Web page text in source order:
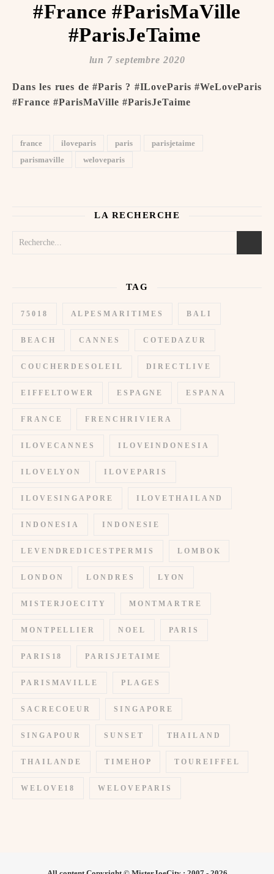
#France #ParisMaVille
#ParisJeTaime ️
lun 7 septembre 2020
Dans les rues de #Paris ? #ILoveParis #WeLoveParis
#France #ParisMaVille #ParisJeTaime ️
france iloveparis paris
parisjetaime
parismaville
weloveparis
LA RECHERCHE
TAG
75018 ALPESMARITIMES BALI
BEACH CANNES COTEDAZUR
COUCHERDESOLEIL DIRECTLIVE
EIFFELTOWER ESPAGNE ESPANA
FRANCE FRENCHRIVIERA
ILOVECANNES ILOVEINDONESIA
ILOVELYON ILOVEPARIS
ILOVESINGAPORE ILOVETHAILAND
INDONESIA INDONESIE
LEVENDREDICESTPERMIS LOMBOK
LONDON LONDRES LYON
MISTERJOECITY MONTMARTRE
MONTPELLIER NOEL PARIS
PARIS18 PARISJETAIME
PARISMAVILLE PLAGES
SACRECOEUR SINGAPORE
SINGAPOUR SUNSET THAILAND
THAILANDE TIMEHOP TOUREIFFEL
WELOVE18 WELOVEPARIS